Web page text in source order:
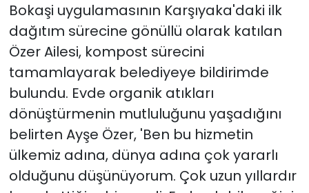
Bokaşi uygulamasının Karşıyaka'daki ilk
dağıtım sürecine gönüllü olarak katılan
Özer Ailesi, kompost sürecini
tamamlayarak belediyeye bildirimde
bulundu. Evde organik atıkları
dönüştürmenin mutluluğunu yaşadığını
belirten Ayşe Özer, 'Ben bu hizmetin
ülkemiz adına, dünya adına çok yararlı
olduğunu düşünüyorum. Çok uzun yıllardır